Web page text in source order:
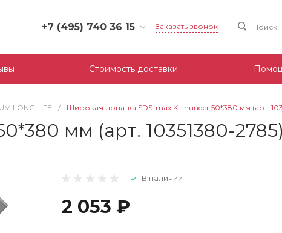
+7 (495) 740 36 15
+7 (495) 740 36 15
г. Москва, Филевский
Заказать звонок Поиск
Стоимость доставки
LONG LIFE / Широкая лопатка SDS-max K-thunder 50*380 мм (арт.
мм (арт. 10351380-
В наличии
2 053 ₽